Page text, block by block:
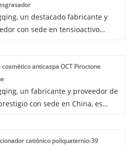
un destacado fabricante y
con sede en tensioactivo
tiene una excelente capacidad
que permite que la fórmula
su mejor función durante la
cosmético anticaspa OCT Piroctone
un fabricante y proveedor de
con sede en China, es
OCT piroctona olamina.
catiónico poliquaternio-39